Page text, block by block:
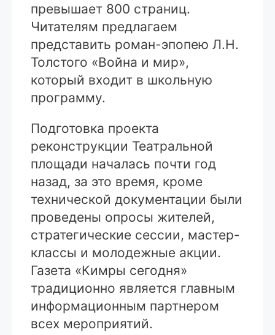
превышает 800 страниц.
Читателям предлагаем
представить роман-эпопею Л.Н.
Толстого «Война и мир»,
который входит в школьную
программу.
Подготовка проекта
реконструкции Театральной
площади началась почти год
назад, за это время, кроме
технической документации были
проведены опросы жителей,
стратегические сессии, мастер-
классы и молодежные акции.
Газета «Кимры сегодня»
традиционно является главным
информационным партнером
всех мероприятий.